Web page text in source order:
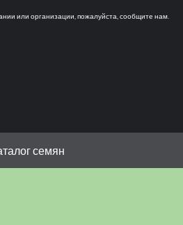
или организации, пожалуйста, сообщите нам.
семян